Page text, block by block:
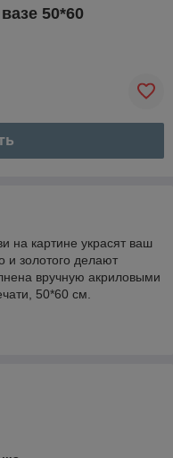
50*60
на картине украсят ваш
и золотого делают
вручную акриловыми
50*60 см.